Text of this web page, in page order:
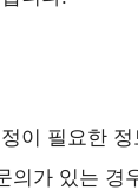
이 필요한
의가 있는 경